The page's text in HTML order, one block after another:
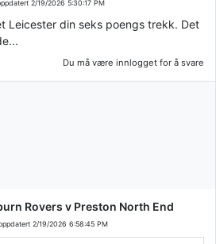
2/19/2026 5:30:17 PM
Leicester din seks poengs trekk. Det
Du må være innlogget for å svare
Rovers v Preston North End
2/19/2026 6:58:45 PM